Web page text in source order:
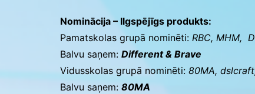
Nominācija – Ilgspējīgs produkts:
Pamatskolas grupā nominēti: RBC, MHM,
Balvu saņem: Different & Brave
Vidusskolas grupā nominēti: 80MA, dslcraft,
Balvu saņem: 80MA